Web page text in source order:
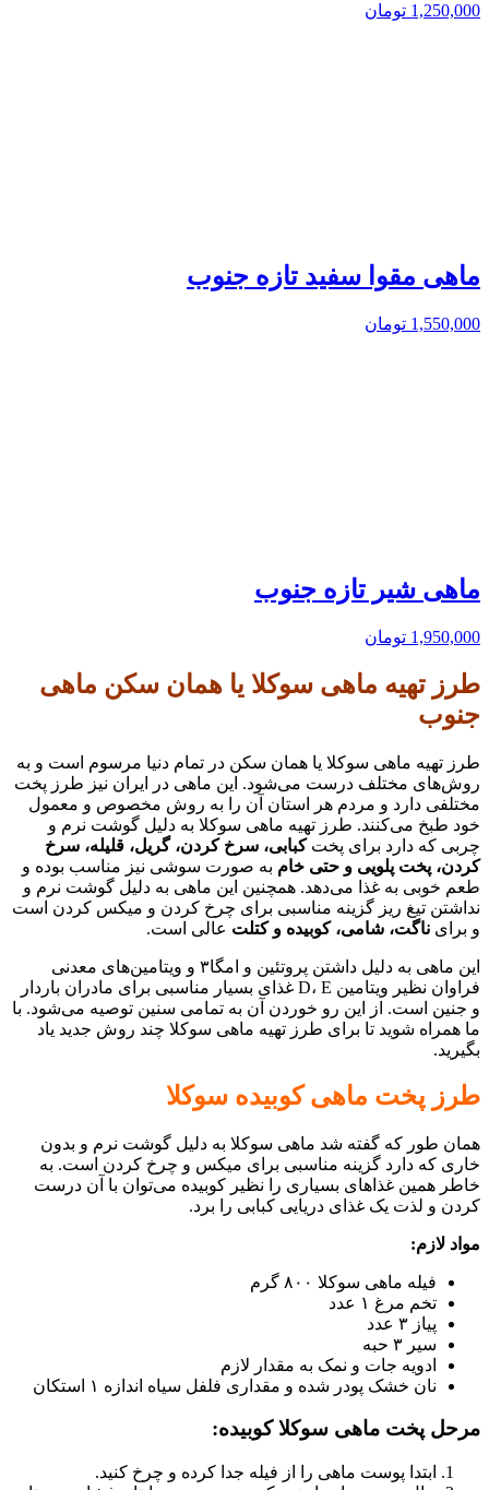
1,250,000 تومان
ماهی مقوا سفید تازه جنوب
1,550,000 تومان
ماهی شیر تازه جنوب
1,950,000 تومان
طرز تهیه ماهی سوکلا یا همان سکن ماهی
جنوب
طرز تهیه ماهی سوکلا یا همان سکن در تمام دنیا مرسوم است و به
روش‌های مختلف درست می‌شود. این ماهی در ایران نیز طرز پخت
مختلفی دارد و مردم هر استان آن را به روش مخصوص و معمول
خود طبخ می‌کنند. طرز تهیه ماهی سوکلا به دلیل گوشت نرم و
چربی که دارد برای پختکبابی، سرخ کردن، گریل، قلیله، سرخ
کردن، پخت پلویی و حتی خام به صورت سوشی نیز مناسب بوده و
طعم خوبی به غذا می‌دهد. همچنین این ماهی به دلیل گوشت نرم و
نداشتن تیغ ریز گزینه مناسبی برای چرخ کردن و میکس کردن است
و برای ناگت، شامی، کوبیده و کتلت عالی است.
این ماهی به دلیل داشتن پروتئین و امگا۳ و ویتامین‌های معدنی
فراوان نظیر ویتامین D، E غذای بسیار مناسبی برای مادران باردار
و جنین است. از این رو خوردن آن به تمامی سنین توصیه می‌شود. با
ما همراه شوید تا برای طرز تهیه ماهی سوکلا چند روش‌ جدید یاد
بگیرید.
طرز پخت ماهی کوبیده سوکلا
همان طور که گفته شد ماهی سوکلا به دلیل گوشت نرم و بدون
خاری که دارد گزینه مناسبی برای میکس و چرخ کردن است. به
خاطر همین غذاهای بسیاری را نظیر کوبیده می‌توان با آن درست
کردن و لذت یک غذای دریایی کبابی را برد.
مواد لازم:
فیله ماهی سوکلا ۸۰۰ گرم
تخم مرغ ۱ عدد
پیاز ۳ عدد
سیر ۳ حبه
ادویه جات و نمک به مقدار لازم
نان خشک پودر شده و مقداری فلفل سیاه اندازه ۱ استکان
مرحل پخت ماهی سوکلا کوبیده:
ابتدا پوست ماهی را از فیله جدا کرده و چرخ کنید.